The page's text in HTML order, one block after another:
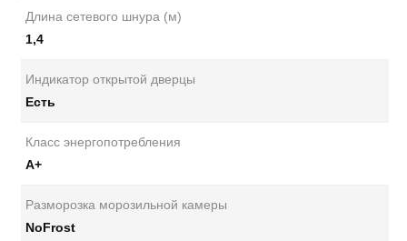
Длина сетевого шнура (м)
1,4
Индикатор открытой дверцы
Есть
Класс энергопотребления
А+
Разморозка морозильной камеры
NoFrost